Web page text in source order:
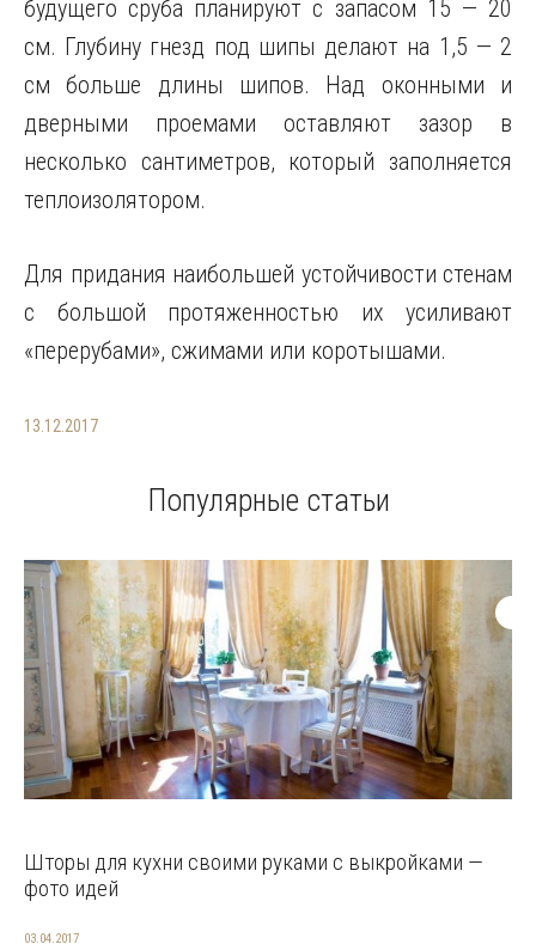
будущего сруба планируют с запасом 15 — 20
см. Глубину гнезд под шипы делают на 1,5 — 2
см больше длины шипов. Над оконными и
дверными проемами оставляют зазор в
несколько сантиметров, который заполняется
теплоизолятором.
Для придания наибольшей устойчивости стенам
с большой протяженностью их усиливают
«перерубами», сжимами или коротышами.
13.12.2017
Популярные статьи
Шторы для кухни своими руками с выкройками —
фото идей
03.04.2017